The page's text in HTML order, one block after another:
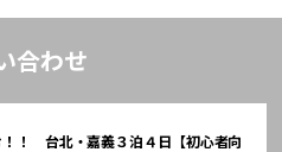
合わせ
！ 台北・嘉義３泊４日【初心者向